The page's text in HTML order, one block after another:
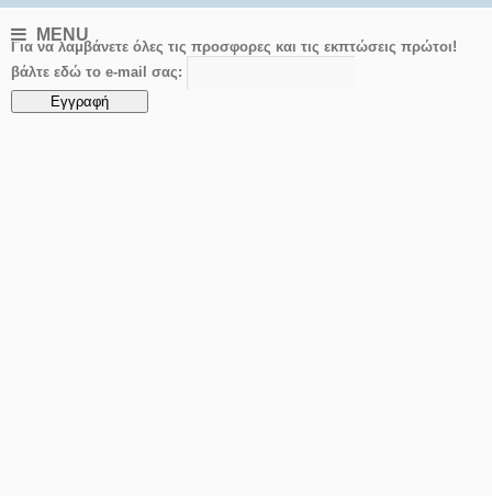
MENU
Για να λαμβάνετε όλες τις προσφορες και τις εκπτώσεις πρώτοι!
βάλτε εδώ το e-mail σας: